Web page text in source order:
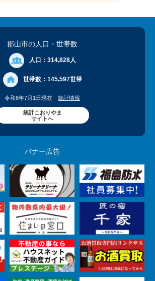
郡山市の人口 ・世帯数
人口： 314,828人
世帯数： 145,597世帯
令和8年7月1日現在 統計情報
統計こおりやま
サイトへ
バナー広告